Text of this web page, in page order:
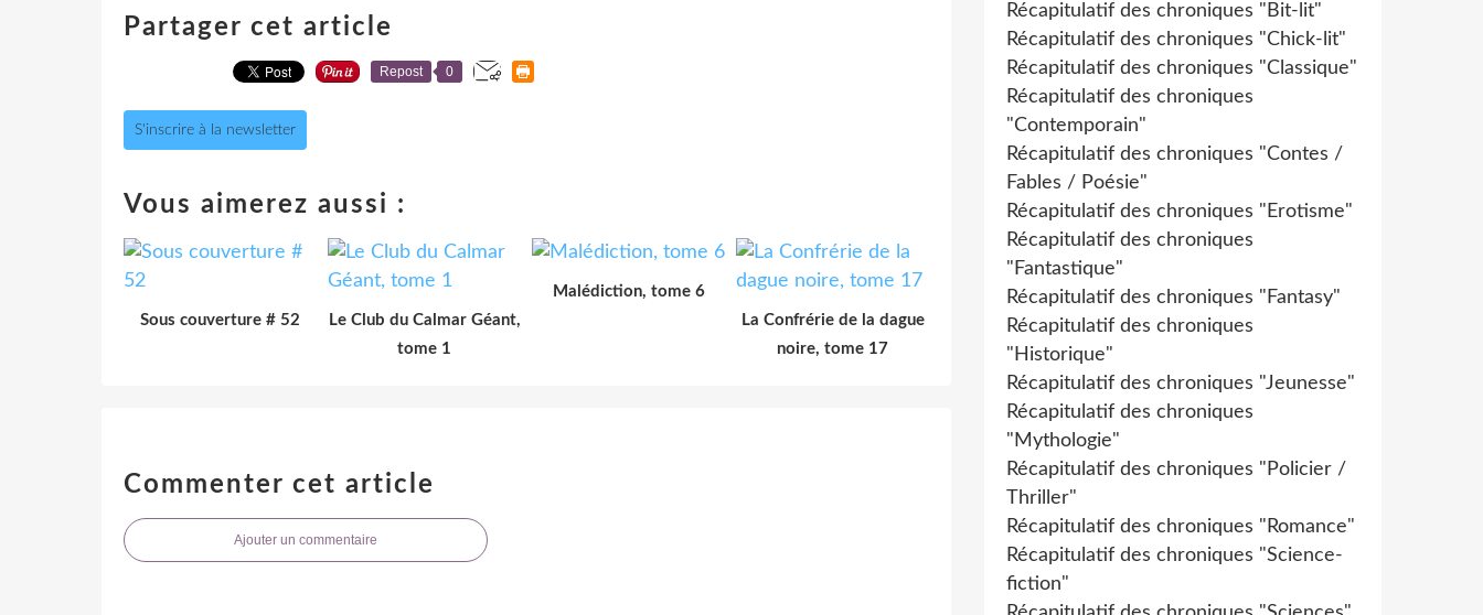
Partager cet article
Repost 0
S'inscrire à la newsletter
Vous aimerez aussi :
Sous couverture # 52
Le Club du Calmar Géant,
tome 1
Malédiction, tome 6
La Confrérie de la dague
noire, tome 17
Commenter cet article
Ajouter un commentaire
Récapitulatif des chroniques "Bit-lit"
Récapitulatif des chroniques "Chick-lit"
Récapitulatif des chroniques "Classique"
Récapitulatif des chroniques
"Contemporain"
Récapitulatif des chroniques "Contes /
Fables / Poésie"
Récapitulatif des chroniques "Erotisme"
Récapitulatif des chroniques
"Fantastique"
Récapitulatif des chroniques "Fantasy"
Récapitulatif des chroniques
"Historique"
Récapitulatif des chroniques "Jeunesse"
Récapitulatif des chroniques
"Mythologie"
Récapitulatif des chroniques "Policier /
Thriller"
Récapitulatif des chroniques "Romance"
Récapitulatif des chroniques "Science-
fiction"